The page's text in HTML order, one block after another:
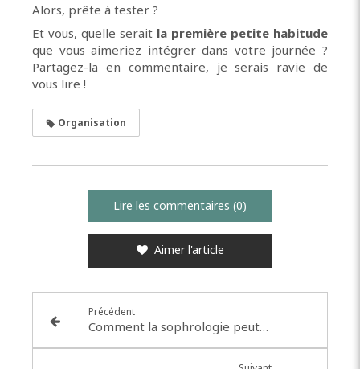
Alors, prête à tester ?
Et vous, quelle serait la première petite habitude
que vous aimeriez intégrer dans votre journée ?
Partagez-la en commentaire, je serais ravie de
vous lire !
Organisation
Lire les commentaires (0)
Aimer l'article
Précédent
Comment la sophrologie peut-elle stimuler l’imagination et la créativité des enfants ?